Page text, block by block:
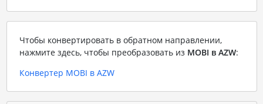
Чтобы конвертировать в обратном направлении,
нажмите здесь, чтобы преобразовать из MOBI в AZW:
Конвертер MOBI в AZW